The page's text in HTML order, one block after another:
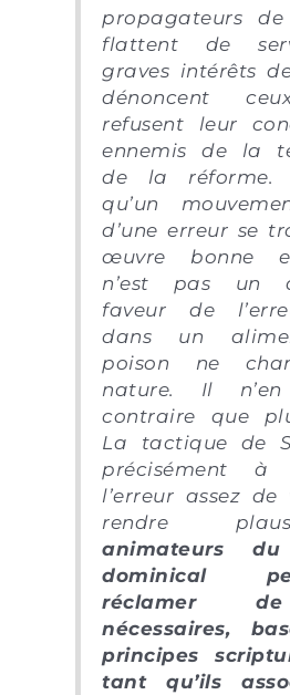
propagateurs
flattent de
graves intérêts
dénoncent
refusent leur
ennemis de la
de la
qu’un
d’une erreur se
œuvre bonne
n’est pas un
faveur de
dans un
poison ne
nature. Il
contraire que
La tactique de
précisément à
l’erreur assez
rendre
animateurs du
dominical
réclamer
nécessaires,
principes
tant qu’ils